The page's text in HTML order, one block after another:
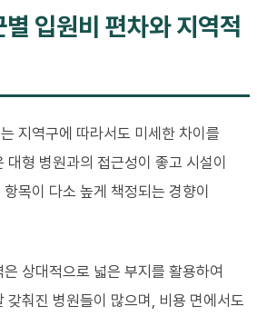
입원비 편차와 지역적
지역구에 따라서도 미세한 차이를
대형 병원과의 접근성이 좋고 시설이
목이 다소 높게 책정되는 경향이
상대적으로 넓은 부지를 활용하여
갖춰진 병원들이 많으며, 비용 면에서도